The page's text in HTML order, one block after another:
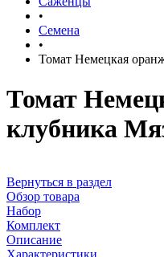
•
Семена
•
Томат Немецкая
Томат
клубника
Вернуться в раздел
Обзор товара
Набор
Комплект
Описание